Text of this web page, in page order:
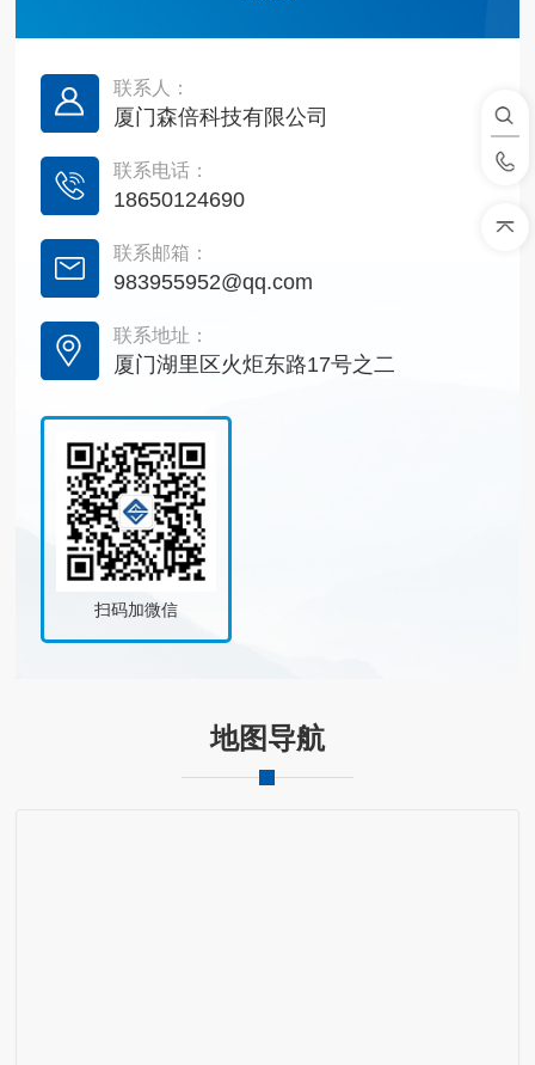
联系人：
厦门森倍科技有限公司
联系电话：
18650124690
联系邮箱：
983955952@qq.com
联系地址：
厦门湖里区火炬东路17号之二
扫码加微信
地图导航